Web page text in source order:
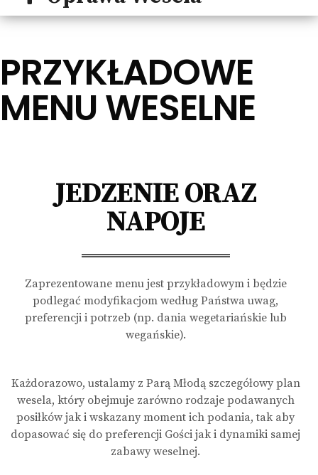
PRZYKŁADOWE
MENU WESELNE
JEDZENIE ORAZ
NAPOJE
Zaprezentowane menu jest przykładowym i będzie
podlegać modyfikacjom według Państwa uwag,
preferencji i potrzeb (np. dania wegetariańskie lub
wegańskie).
Każdorazowo, ustalamy z Parą Młodą szczegółowy plan
wesela, który obejmuje zarówno rodzaje podawanych
posiłków jak i wskazany moment ich podania, tak aby
dopasować się do preferencji Gości jak i dynamiki samej
zabawy weselnej.